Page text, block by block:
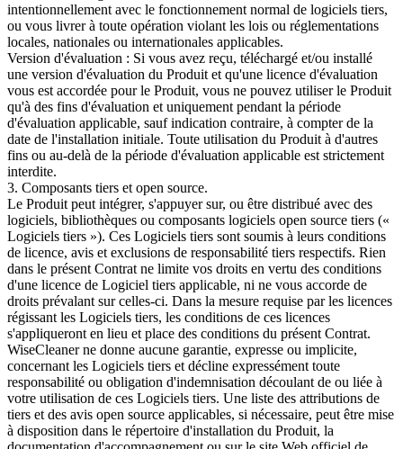
intentionnellement avec le fonctionnement normal de logiciels tiers,
ou vous livrer à toute opération violant les lois ou réglementations
locales, nationales ou internationales applicables.
Version d'évaluation : Si vous avez reçu, téléchargé et/ou installé
une version d'évaluation du Produit et qu'une licence d'évaluation
vous est accordée pour le Produit, vous ne pouvez utiliser le Produit
qu'à des fins d'évaluation et uniquement pendant la période
d'évaluation applicable, sauf indication contraire, à compter de la
date de l'installation initiale. Toute utilisation du Produit à d'autres
fins ou au-delà de la période d'évaluation applicable est strictement
interdite.
3. Composants tiers et open source.
Le Produit peut intégrer, s'appuyer sur, ou être distribué avec des
logiciels, bibliothèques ou composants logiciels open source tiers («
Logiciels tiers »). Ces Logiciels tiers sont soumis à leurs conditions
de licence, avis et exclusions de responsabilité tiers respectifs. Rien
dans le présent Contrat ne limite vos droits en vertu des conditions
d'une licence de Logiciel tiers applicable, ni ne vous accorde de
droits prévalant sur celles-ci. Dans la mesure requise par les licences
régissant les Logiciels tiers, les conditions de ces licences
s'appliqueront en lieu et place des conditions du présent Contrat.
WiseCleaner ne donne aucune garantie, expresse ou implicite,
concernant les Logiciels tiers et décline expressément toute
responsabilité ou obligation d'indemnisation découlant de ou liée à
votre utilisation de ces Logiciels tiers. Une liste des attributions de
tiers et des avis open source applicables, si nécessaire, peut être mise
à disposition dans le répertoire d'installation du Produit, la